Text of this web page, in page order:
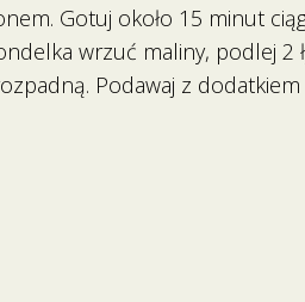
Gotuj około 15 minut
wrzuć maliny, podlej 2
Podawaj z